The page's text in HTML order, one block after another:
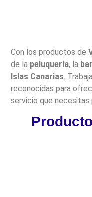
Con los productos de
de la peluquería, la
Islas Canarias.
reconocidas para
servicio que necesitas